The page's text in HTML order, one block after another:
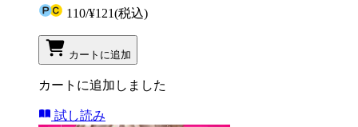
110/¥121(税込)
カートに追加
カートに追加しました
試し読み